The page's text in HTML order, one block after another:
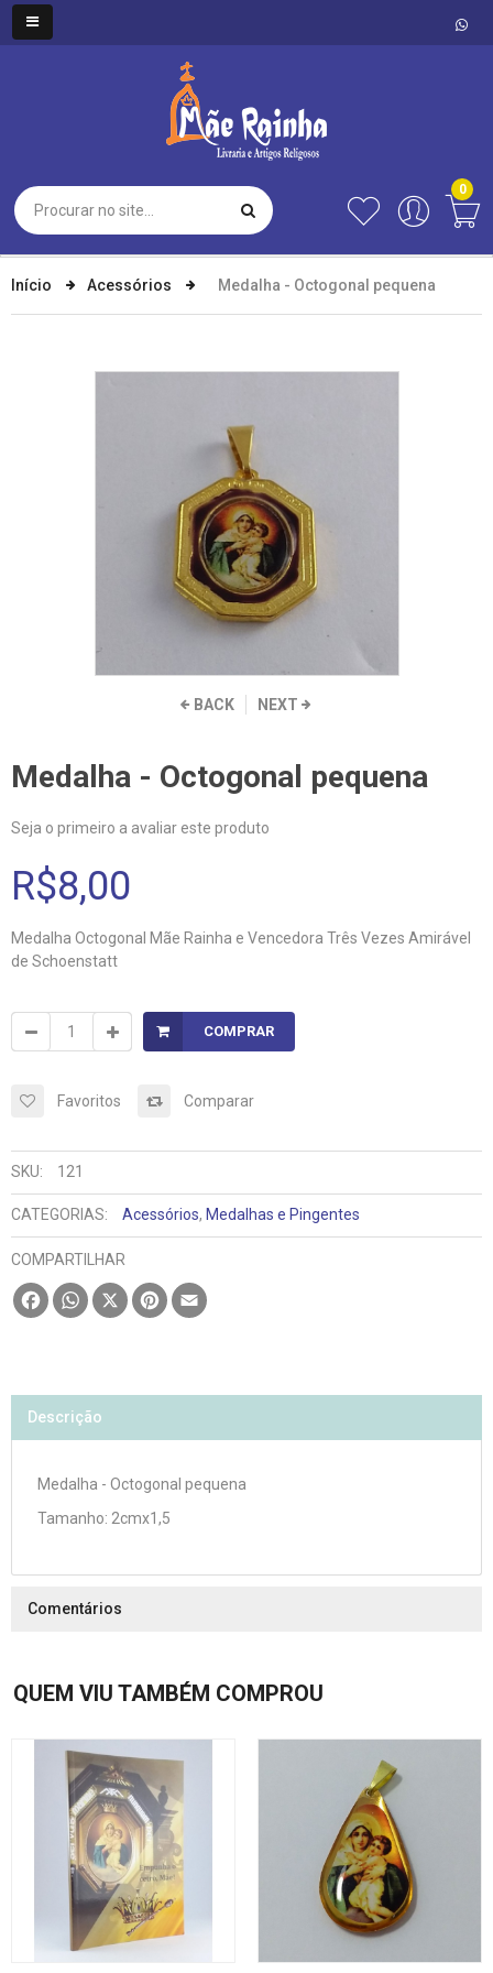
0
Início Acessórios Medalha - Octogonal pequena
BACK NEXT
Medalha - Octogonal pequena
Seja o primeiro a avaliar este produto
R$8,00
Medalha Octogonal Mãe Rainha e Vencedora Três Vezes Amirável
de Schoenstatt
COMPRAR
Favoritos Comparar
SKU: 121
CATEGORIAS: Acessórios, Medalhas e Pingentes
COMPARTILHAR
FacebookWhatsApp
X Pinterest
Descrição
Medalha - Octogonal pequena
Tamanho: 2cmx1,5
Comentários
QUEM VIU TAMBÉM COMPROU